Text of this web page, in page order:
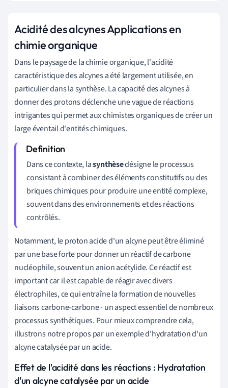
Acidité des alcynes Applications en
chimie organique
Dans le paysage de la chimie organique, l'acidité
caractéristique des alcynes a été largement utilisée, en
particulier dans la synthèse. La capacité des alcynes à
donner des protons déclenche une vague de réactions
intrigantes qui permet aux chimistes organiques de créer un
large éventail d'entités chimiques.
Dans ce contexte, lasynthèsedésigne le processus
consistant à combiner des éléments constitutifs ou des
briques chimiques pour produire une entité complexe,
souvent dans des environnements et des réactions
contrôlés.
Notamment, le proton acide d'un alcyne peut être éliminé
par une base forte pour donner un réactif de carbone
nucléophile, souvent un anion acétylide. Ce réactif est
important car il est capable de réagir avec divers
électrophiles, ce qui entraîne la formation de nouvelles
liaisons carbone-carbone - un aspect essentiel de nombreux
processus synthétiques. Pour mieux comprendre cela,
illustrons notre propos par un exemple d'hydratation d'un
alcyne catalysée par un acide.
Effet de l'acidité dans les réactions : Hydratation
d'un alcyne catalysée par un acide